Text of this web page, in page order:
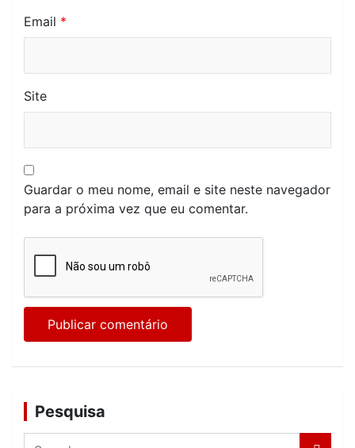
Email *
Site
Guardar o meu nome, email e site neste navegador
para a próxima vez que eu comentar.
Pesquisa